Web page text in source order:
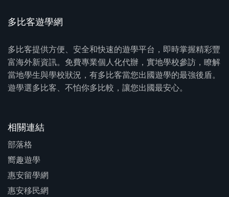
多比客遊學網
多比客提供方便、安全和快速的遊學平台，即時掌握精彩豐
富海外新資訊。免費專業個人化代辦，實地學校參訪，瞭解
當地學生與學校狀況，有多比客當您出國遊學的最強後盾。
遊學選多比客、不怕你多比較，讓您出國最安心。
相關連結
部落格
嚮趣遊學
惠安留學網
惠安移民網